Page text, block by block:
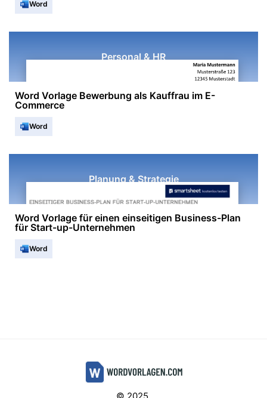
Word
Personal & HR
Word Vorlage Bewerbung als Kauffrau im E-
Commerce
Word
Planung & Strategie
Word Vorlage für einen einseitigen Business-Plan
für Start-up-Unternehmen
Word